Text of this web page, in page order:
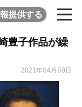
提供する
豊子作品が繰
2021年04月09日